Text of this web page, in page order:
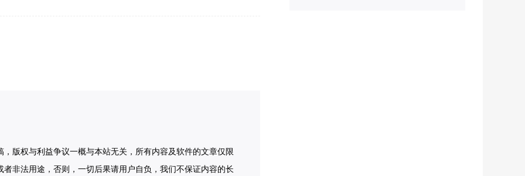
版权与利益争议一概与本站无关，所有内容及软件的文章仅限
非法用途，否则，一切后果请用户自负，我们不保证内容的长